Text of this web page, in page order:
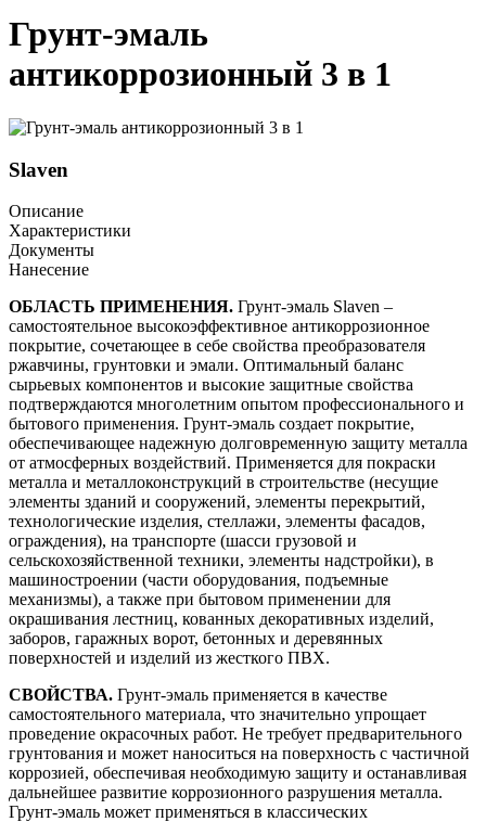
Грунт-эмаль
антикоррозионный 3 в 1
Slaven
Описание
Характеристики
Документы
Нанесение
ОБЛАСТЬ ПРИМЕНЕНИЯ. Грунт-эмаль Slaven –
самостоятельное высокоэффективное антикоррозионное
покрытие, сочетающее в себе свойства преобразователя
ржавчины, грунтовки и эмали. Оптимальный баланс
сырьевых компонентов и высокие защитные свойства
подтверждаются многолетним опытом профессионального и
бытового применения. Грунт-эмаль создает покрытие,
обеспечивающее надежную долговременную защиту металла
от атмосферных воздействий. Применяется для покраски
металла и металлоконструкций в строительстве (несущие
элементы зданий и сооружений, элементы перекрытий,
технологические изделия, стеллажи, элементы фасадов,
ограждения), на транспорте (шасси грузовой и
сельскохозяйственной техники, элементы надстройки), в
машиностроении (части оборудования, подъемные
механизмы), а также при бытовом применении для
окрашивания лестниц, кованных декоративных изделий,
заборов, гаражных ворот, бетонных и деревянных
поверхностей и изделий из жесткого ПВХ.
СВОЙСТВА. Грунт-эмаль применяется в качестве
самостоятельного материала, что значительно упрощает
проведение окрасочных работ. Не требует предварительного
грунтования и может наноситься на поверхность с частичной
коррозией, обеспечивая необходимую защиту и останавливая
дальнейшее развитие коррозионного разрушения металла.
Грунт-эмаль может применяться в классических